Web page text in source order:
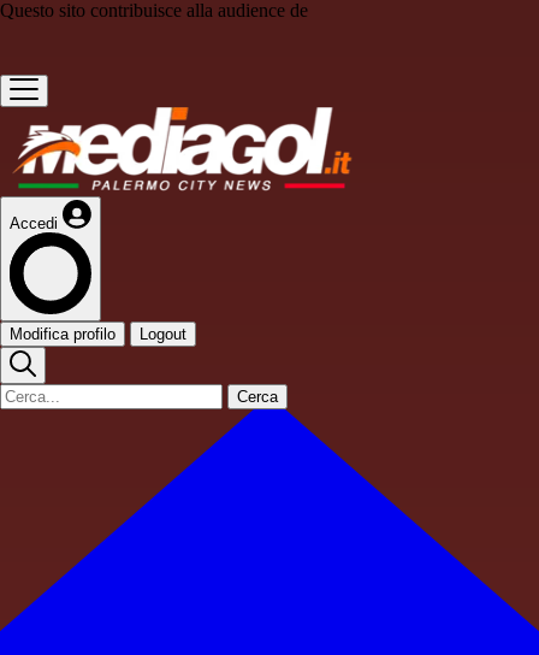
Questo sito contribuisce alla audience de
Accedi
Modifica profilo Logout
Cerca